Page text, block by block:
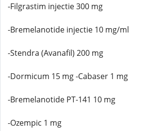
-Filgrastim injectie 300 mg
-Bremelanotide injectie 10 mg/ml
-Stendra (Avanafil) 200 mg
-Dormicum 15 mg -Cabaser 1 mg
-Bremelanotide PT-141 10 mg
-Ozempic 1 mg